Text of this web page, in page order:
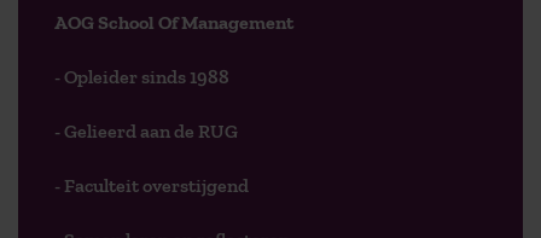
AOG School Of Management
- Opleider sinds 1988
- Gelieerd aan de RUG
- Faculteit overstijgend